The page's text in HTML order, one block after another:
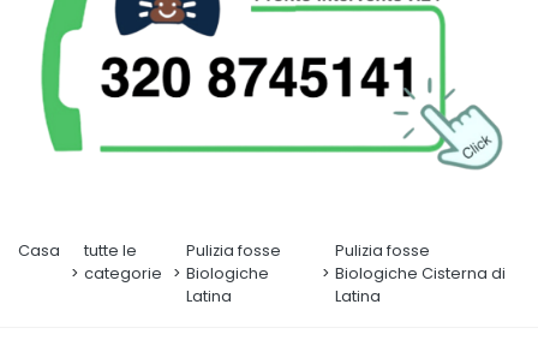
Casa
tutte le
categorie
Pulizia fosse
Biologiche
Latina
Pulizia fosse
Biologiche Cisterna di
Latina